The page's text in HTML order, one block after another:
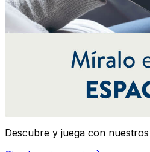
Descubre y juega con